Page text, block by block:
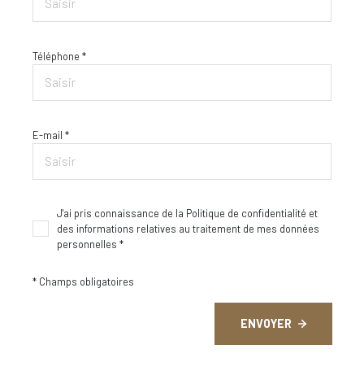
Téléphone *
E-mail *
J'ai pris connaissance de la Politique de confidentialité et
des informations relatives au traitement de mes données
personnelles *
* Champs obligatoires
ENVOYER